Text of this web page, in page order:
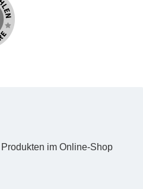
im Online-Shop